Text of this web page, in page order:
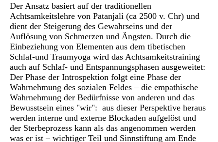
Der Ansatz basiert auf der traditionellen
Achtsamkeitslehre von Patanjali (ca 2500 v. Chr) und
dient der Steigerung des Gewahrseins und der
Auflösung von Schmerzen und Ängsten. Durch die
Einbeziehung von Elementen aus dem tibetischen
Schlaf-und Traumyoga wird das Achtsamkeitstraining
auch auf Schlaf- und Entspannungsphasen ausgeweitet:
Der Phase der Introspektion folgt eine Phase der
Wahrnehmung des sozialen Feldes – die empathische
Wahrnehmung der Bedürfnisse von anderen und das
Bewusstsein eines "wir": aus dieser Perspektive heraus
werden interne und externe Blockaden aufgelöst und
der Sterbeprozess kann als das angenommen werden
was er ist – wichtiger Teil und Sinnstiftung am Ende